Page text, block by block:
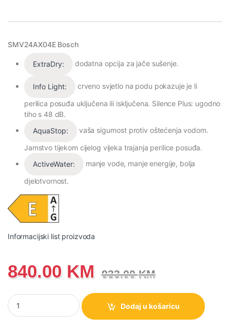
SMV24AX04E Bosch
ExtraDry: dodatna opcija za jače sušenje.
Info Light: crveno svjetlo na podu pokazuje je li
perilica posuđa uključena ili isključena. Silence Plus: ugodno
tiho s 48 dB.
AquaStop:
vaša sigurnost protiv oštećenja vodom.
Jamstvo tijekom cijelog vijeka trajanja perilice posuđa.
ActiveWater:
manje vode, manje energije, bolja
djelotvornost.
Informacijski list proizvoda
840.00 KM 933.00KM
SMV24AX04E Bosch Serie 2 Ugradbena mašina za suđe 60 cm
Dodaj u košaricu